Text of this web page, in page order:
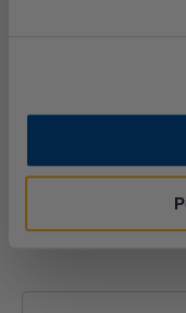
caz de
organismul